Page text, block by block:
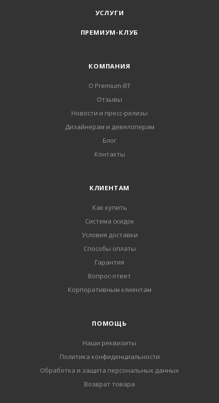
УСЛУГИ
ПРЕМИУМ-КЛУБ
КОМПАНИЯ
О Premium-BT
Отзывы
Новости и пресс-релизы
Дизайнерам и девелоперам
Блог
Контакты
КЛИЕНТАМ
Как купить
Система скидок
Условия доставки
Способы оплаты
Гарантия
Вопрос-ответ
Корпоративным клиентам
ПОМОЩЬ
Наши реквизиты
Политика конфиденциальности
Обработка и защита персональных данных
Возврат товара